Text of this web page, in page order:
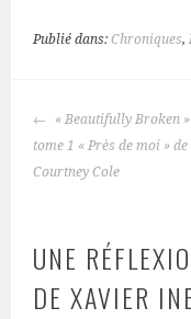
Publié dans:Chroniques,
NAVIGATION
DES
« Beautifully Broken
tome 1 « Près de moi » de
Courtney Cole
UNE
DE XAVIER